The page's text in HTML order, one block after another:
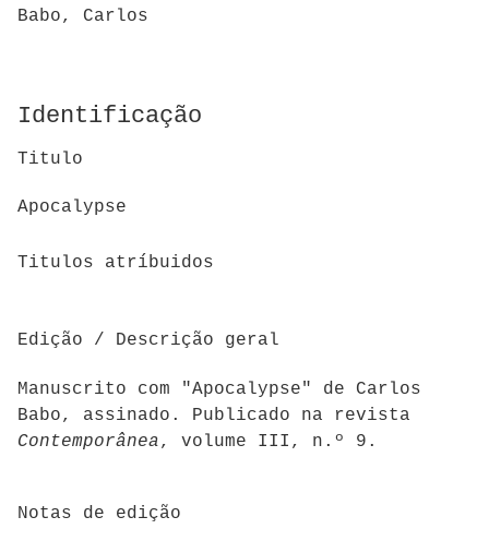
Babo, Carlos
Identificação
Titulo
Apocalypse
Titulos atríbuidos
Edição / Descrição geral
Manuscrito com "Apocalypse" de Carlos
Babo, assinado. Publicado na revista
Contemporânea, volume III, n.º 9.
Notas de edição